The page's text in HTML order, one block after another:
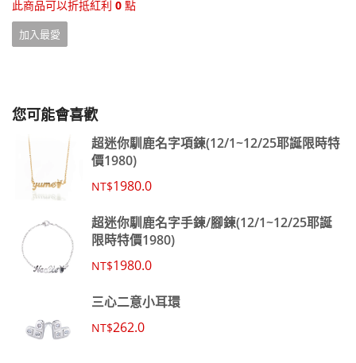
此商品可以折抵紅利 0 點
加入最愛
您可能會喜歡
超迷你馴鹿名字項鍊(12/1~12/25耶誕限時特
價1980)
NT$1980.0
超迷你馴鹿名字手鍊/腳鍊(12/1~12/25耶誕
限時特價1980)
NT$1980.0
三心二意小耳環
NT$262.0